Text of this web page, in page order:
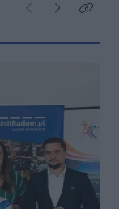
Poprzednie
NastępneKliknij